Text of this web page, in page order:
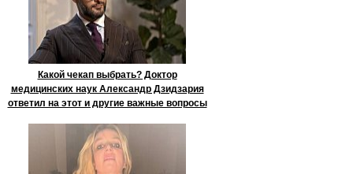
Какой чекап выбрать? Доктор
медицинских наук Александр Дзидзария
ответил на этот и другие важные вопросы